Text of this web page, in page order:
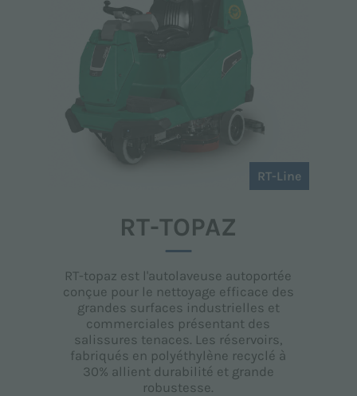
RT-Line
RT-TOPAZ
RT-topaz est l'autolaveuse autoportée
conçue pour le nettoyage efficace des
grandes surfaces industrielles et
commerciales présentant des
salissures tenaces. Les réservoirs,
fabriqués en polyéthylène recyclé à
30% allient durabilité et grande
robustesse.